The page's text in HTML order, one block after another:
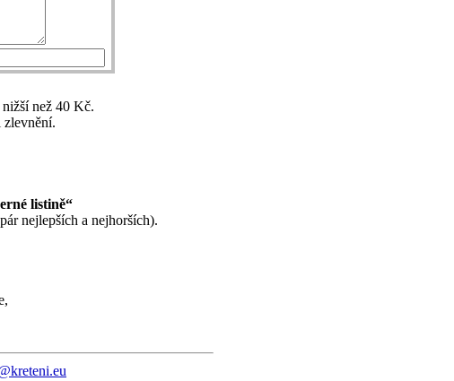
než 40 Kč.
zlevnění.
listině“
nejlepších a nejhorších).